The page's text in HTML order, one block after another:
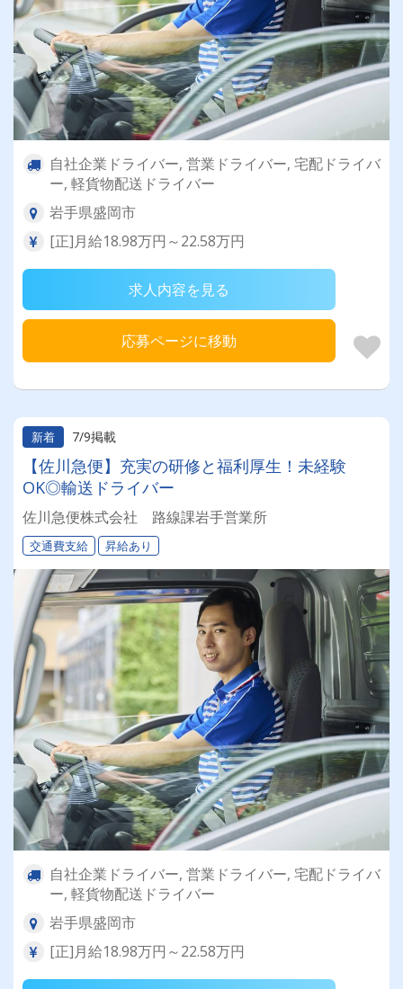
自社企業ドライバー, 営業ドライバー, 宅配ドライバ
ー, 軽貨物配送ドライバー
岩手県盛岡市
[正]月給18.98万円～22.58万円
求人内容を見る
応募ページに移動
新着 7/9掲載
【佐川急便】充実の研修と福利厚生！未経験
OK◎輸送ドライバー
佐川急便株式会社 路線課岩手営業所
交通費支給 昇給あり
自社企業ドライバー, 営業ドライバー, 宅配ドライバ
ー, 軽貨物配送ドライバー
岩手県盛岡市
[正]月給18.98万円～22.58万円